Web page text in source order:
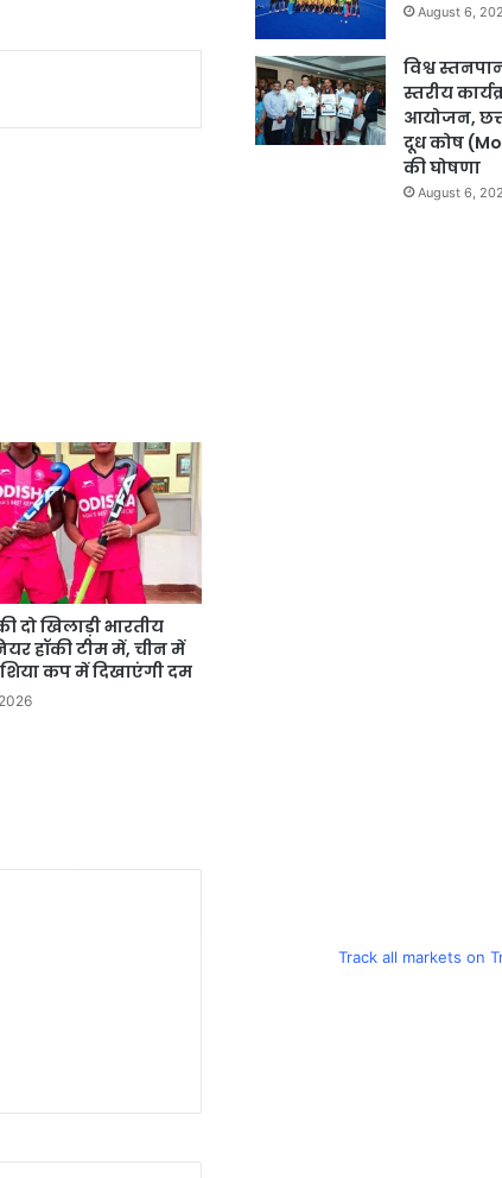
दो खिलाड़ी भारतीय
हॉकी टीम में, चीन में
कप में दिखाएंगी दम
August 6,
विश्व
स्तरीय
आयोजन,
दूध कोष
की घोषणा
August 6,
Track all markets on